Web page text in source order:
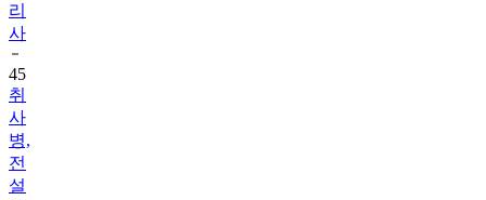
리
사
45
취
사
병,
전
설